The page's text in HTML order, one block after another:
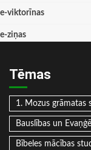
e-viktorīnas
e-ziņas
Tēmas
1. Mozus grāmatas
Bauslības un
Bībeles mācības